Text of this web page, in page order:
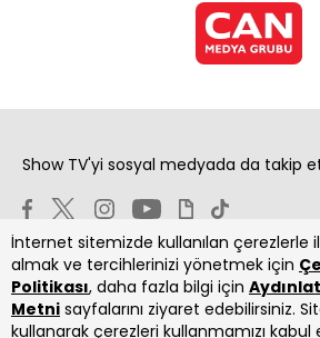
İnternet sitemizde kullanılan çerezlerle
almak ve tercihlerinizi yönetmek için
Politikası, daha fazla bilgi için
Metni sayfalarını ziyaret edebilirsiniz.
kullanarak çerezleri kullanmamızı kabul
Show TV'yi sosyal medyada da takip
Copyright 2026 Show Televizyon